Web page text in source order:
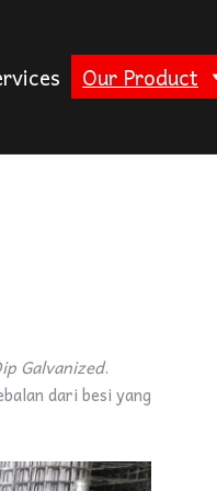
Our Product
Galvanized.
dari besi yang